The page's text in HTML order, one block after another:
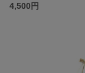
4,500円